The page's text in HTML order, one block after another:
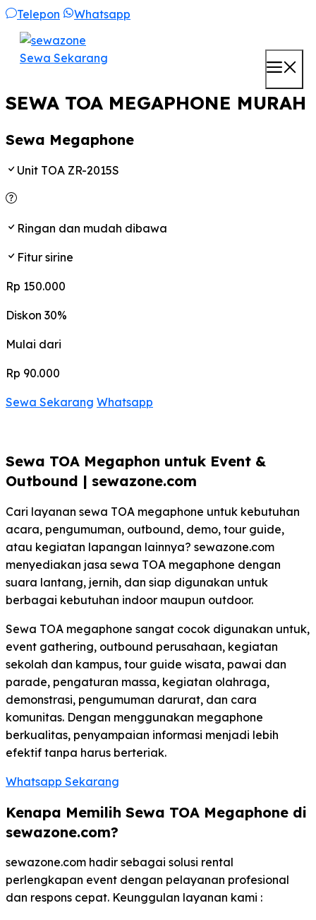
Skip
content
Telepon Whatsapp
Sewa Sekarang
SEWA TOA MEGAPHONE MURAH
Sewa Megaphone
Unit TOA ZR-2015S
Ringan dan mudah dibawa
Fitur sirine
Rp 150.000
Diskon 30%
Mulai dari
Rp 90.000
Sewa Sekarang Whatsapp
Sewa TOA Megaphon untuk Event &
Outbound | sewazone.com
Cari layanan sewa TOA megaphone untuk kebutuhan
acara, pengumuman, outbound, demo, tour guide,
atau kegiatan lapangan lainnya? sewazone.com
menyediakan jasa sewa TOA megaphone dengan
suara lantang, jernih, dan siap digunakan untuk
berbagai kebutuhan indoor maupun outdoor.
Sewa TOA megaphone sangat cocok digunakan untuk,
event gathering, outbound perusahaan, kegiatan
sekolah dan kampus, tour guide wisata, pawai dan
parade, pengaturan massa, kegiatan olahraga,
demonstrasi, pengumuman darurat, dan cara
komunitas. Dengan menggunakan megaphone
berkualitas, penyampaian informasi menjadi lebih
efektif tanpa harus berteriak.
Whatsapp Sekarang
Kenapa Memilih Sewa TOA Megaphone di
sewazone.com?
sewazone.com hadir sebagai solusi rental
perlengkapan event dengan pelayanan profesional
dan respons cepat. Keunggulan layanan kami :